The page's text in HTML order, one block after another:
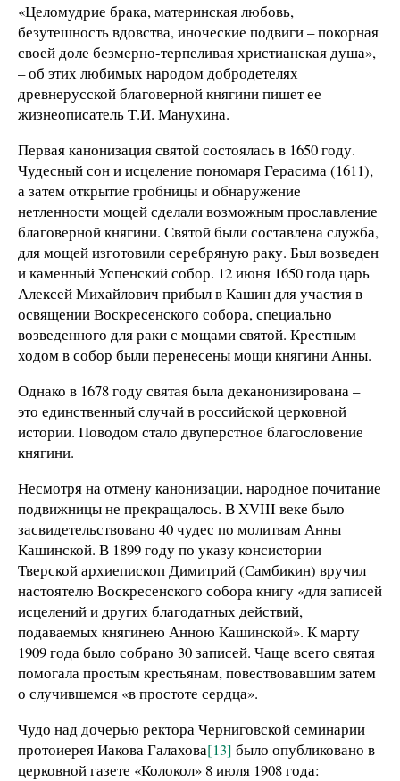
«Целомудрие брака, материнская любовь,
безутешность вдовства, иноческие подвиги – покорная
своей доле безмерно-терпеливая христианская душа»,
– об этих любимых народом добродетелях
древнерусской благоверной княгини пишет ее
жизнеописатель Т.И. Манухина.
Первая канонизация святой состоялась в 1650 году.
Чудесный сон и исцеление пономаря Герасима (1611),
а затем открытие гробницы и обнаружение
нетленности мощей сделали возможным прославление
благоверной княгини. Святой были составлена служба,
для мощей изготовили серебряную раку. Был возведен
и каменный Успенский собор. 12 июня 1650 года царь
Алексей Михайлович прибыл в Кашин для участия в
освящении Воскресенского собора, специально
возведенного для раки с мощами святой. Крестным
ходом в собор были перенесены мощи княгини Анны.
Однако в 1678 году святая была деканонизирована –
это единственный случай в российской церковной
истории. Поводом стало двуперстное благословение
княгини.
Несмотря на отмену канонизации, народное почитание
подвижницы не прекращалось. В XVIII веке было
засвидетельствовано 40 чудес по молитвам Анны
Кашинской. В 1899 году по указу консистории
Тверской архиепископ Димитрий (Самбикин) вручил
настоятелю Воскресенского собора книгу «для записей
исцелений и других благодатных действий,
подаваемых княгинею Анною Кашинской». К марту
1909 года было собрано 30 записей. Чаще всего святая
помогала простым крестьянам, повествовавшим затем
о случившемся «в простоте сердца».
Чудо над дочерью ректора Черниговской семинарии
протоиерея Иакова Галахова[13] было опубликовано в
церковной газете «Колокол» 8 июля 1908 года: